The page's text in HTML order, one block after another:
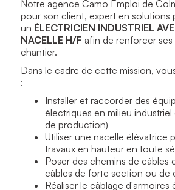
Notre agence Camo Emploi de
pour son client, expert en solutions
un ÉLECTRICIEN INDUSTRIEL
NACELLE H/F afin de renforcer ses
chantier.
Dans le cadre de cette mission,
:
Installer et raccorder des
électriques en milieu industriel
de production)
Utiliser une nacelle élévatrice
travaux en hauteur en toute
Poser des chemins de câbles
câbles de forte section ou de
Réaliser le câblage d'armoires